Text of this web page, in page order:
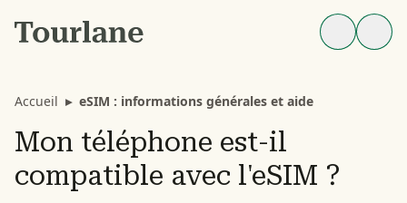
Accueil ▸ eSIM : informations générales et aide
Mon téléphone est-il
compatible avec l'eSIM ?